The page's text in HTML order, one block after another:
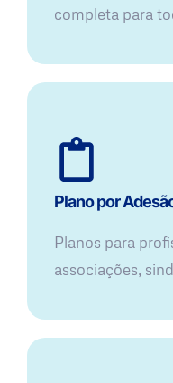
completa para
Plano por
Planos para
associações,